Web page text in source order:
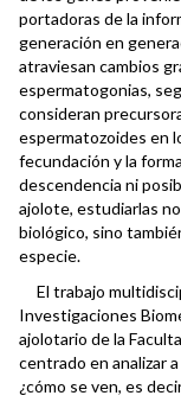
portadoras de la
generación en
atraviesan cambios
espermatogonias,
consideran
espermatozoides en
fecundación y la
descendencia ni
ajolote, estudiarlas
biológico, sino
especie.
El trabajo
Investigaciones
ajolotario de la
centrado en analizar
¿cómo se ven, es